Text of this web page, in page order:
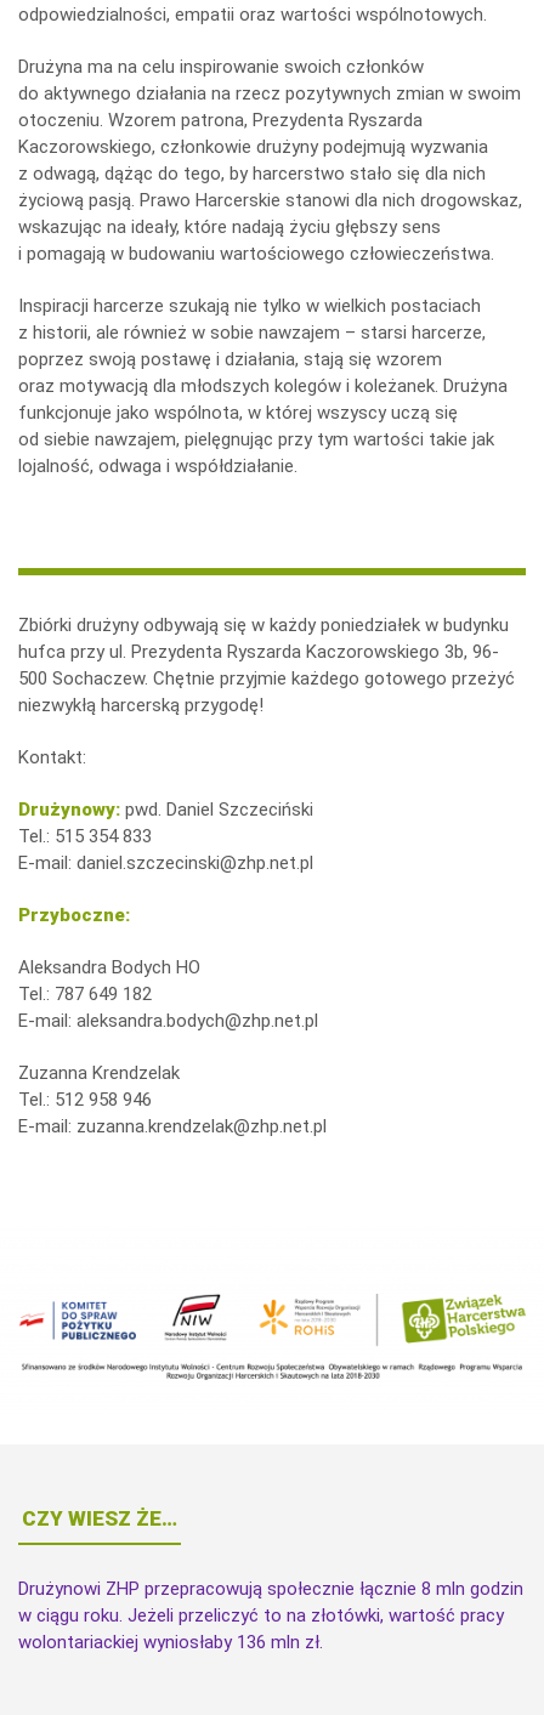
odpowiedzialności, empatii oraz wartości wspólnotowych.
Drużyna ma na celu inspirowanie swoich członków
do aktywnego działania na rzecz pozytywnych zmian w swoim
otoczeniu. Wzorem patrona, Prezydenta Ryszarda
Kaczorowskiego, członkowie drużyny podejmują wyzwania
z odwagą, dążąc do tego, by harcerstwo stało się dla nich
życiową pasją. Prawo Harcerskie stanowi dla nich drogowskaz,
wskazując na ideały, które nadają życiu głębszy sens
i pomagają w budowaniu wartościowego człowieczeństwa.
Inspiracji harcerze szukają nie tylko w wielkich postaciach
z historii, ale również w sobie nawzajem – starsi harcerze,
poprzez swoją postawę i działania, stają się wzorem
oraz motywacją dla młodszych kolegów i koleżanek. Drużyna
funkcjonuje jako wspólnota, w której wszyscy uczą się
od siebie nawzajem, pielęgnując przy tym wartości takie jak
lojalność, odwaga i współdziałanie.
Zbiórki drużyny odbywają się w każdy poniedziałek w budynku
hufca przy ul. Prezydenta Ryszarda Kaczorowskiego 3b, 96-
500 Sochaczew. Chętnie przyjmie każdego gotowego przeżyć
niezwykłą harcerską przygodę!
Kontakt:
Drużynowy: pwd. Daniel Szczeciński
Tel.: 515 354 833
E-mail: daniel.szczecinski@zhp.net.pl
Przyboczne:
Aleksandra Bodych HO
Tel.: 787 649 182
E-mail: aleksandra.bodych@zhp.net.pl
Zuzanna Krendzelak
Tel.: 512 958 946
E-mail: zuzanna.krendzelak@zhp.net.pl
CZY WIESZ ŻE…
Drużynowi ZHP przepracowują społecznie łącznie 8 mln godzin
w ciągu roku. Jeżeli przeliczyć to na złotówki, wartość pracy
wolontariackiej wyniosłaby 136 mln zł.